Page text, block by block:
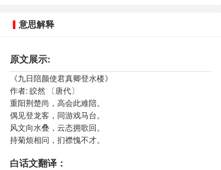
意思解释
原文展示:
《九日陪颜使君真卿登水楼》
作者: 皎然 〔唐代〕
重阳荆楚尚，高会此难陪。
偶见登龙客，同游戏马台。
风文向水叠，云态拥歌回。
持菊烦相问，扪襟愧不才。
白话文翻译：